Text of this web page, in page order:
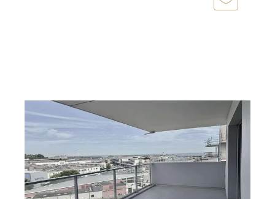
BOULOGNE SUR MER 62
64,38 m
, 4 pièces
Ref : 18617
Appartement F3 à vendre
278 000 €